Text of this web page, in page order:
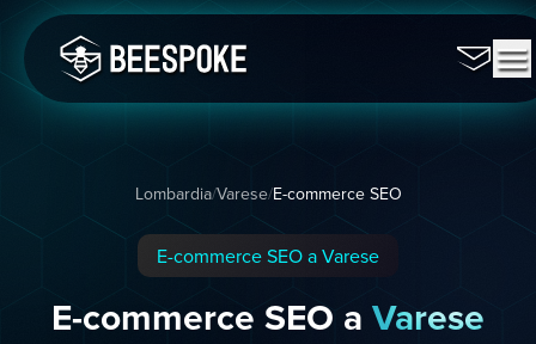
Lombardia/Varese/E-commerce SEO
E-commerce SEO a Varese
E-commerce SEO a Varese